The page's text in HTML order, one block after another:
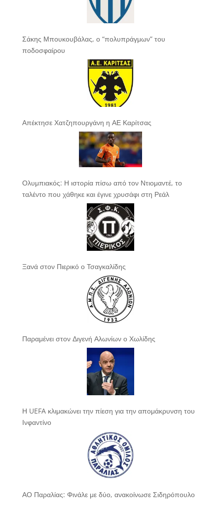
Σάκης Μπουκουβάλας, ο “πολυπράγμων” του
ποδοσφαίρου
Απέκτησε Χατζηπουργάνη η ΑΕ Καρίτσας
Ολυμπιακός: Η ιστορία πίσω από τον Ντιομαντέ, το
ταλέντο που χάθηκε και έγινε χρυσάφι στη Ρεάλ
Ξανά στον Πιερικό ο Τσαγκαλίδης
Παραμένει στον Διγενή Αλωνίων ο Χωλίδης
Η UEFA κλιμακώνει την πίεση για την απομάκρυνση του
Ινφαντίνο
ΑΟ Παραλίας: Φινάλε με δύο, ανακοίνωσε Σιδηρόπουλο